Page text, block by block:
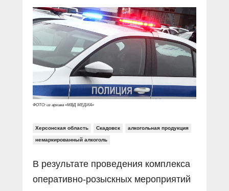
Документальные фильмы
В знании сила
Специальный репортаж
КиберПОСТОВОЙ
Газета «Щит и меч»
Журнал «Полиция России»
О ПОРТАЛЕ
Контакты
Вакансии
ФОТО: из архива «МВД МЕДИА»
Херсонская область Скадовск алкогольная продукция
немаркированный алкоголь
В результате проведения комплекса
оперативно-розыскных мероприятий